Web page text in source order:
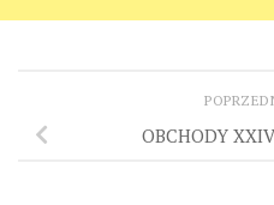
OBCHODY